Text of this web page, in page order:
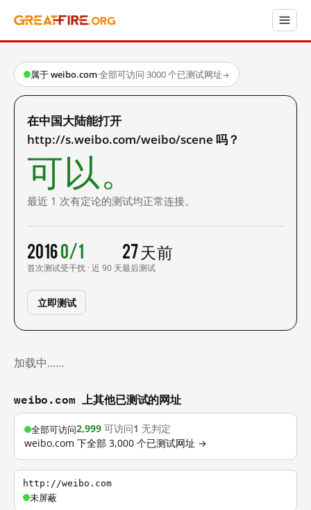
属于 weibo.com·全部可访问·3000 个已测试网址→
在中国大陆能打开
http://s.weibo.com/weibo/scene 吗？
可以。
最近 1 次有定论的测试均正常连接。
2016
首次测试
0/1
受干扰 · 近 90 天
27 天前
最后测试
立即测试
加载中……
weibo.com 上其他已测试的网址
全部可访问2,999 可访问1 无判定
weibo.com 下全部 3,000 个已测试网址 →
http://weibo.com
未屏蔽